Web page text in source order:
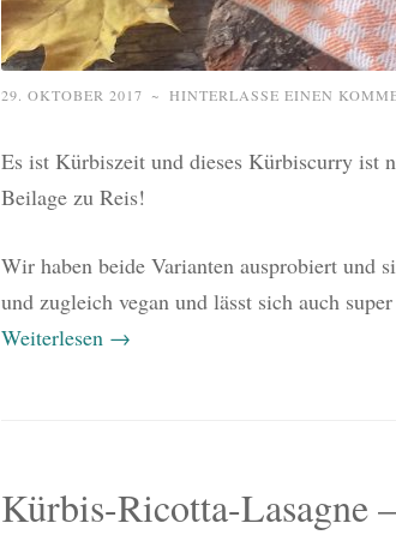
29. OKTOBER 2017 ~ HINTERLASSE EINEN
Es ist Kürbiszeit und dieses Kürbiscurry ist
Beilage zu Reis!
Wir haben beide Varianten ausprobiert und
und zugleich vegan und lässt sich auch
Weiterlesen →
Kürbis-Ricotta-Lasagne